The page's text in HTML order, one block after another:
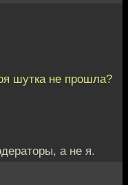
шутка не прошла?
а не я.